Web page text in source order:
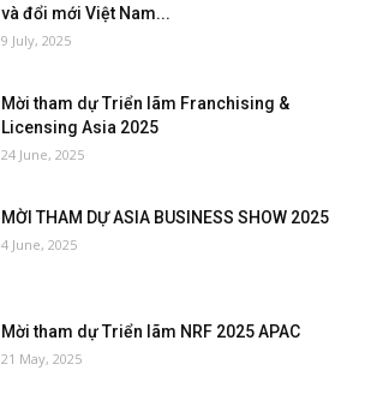
và đổi mới Việt Nam...
9 July, 2025
Mời tham dự Triển lãm Franchising &
Licensing Asia 2025
24 June, 2025
MỜI THAM DỰ ASIA BUSINESS SHOW 2025
4 June, 2025
Mời tham dự Triển lãm NRF 2025 APAC
21 May, 2025